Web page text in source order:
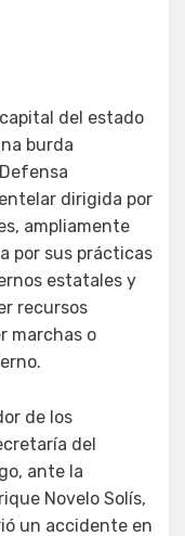
del estado
burda
dirigida por
ampliamente
por sus prácticas
estatales y
recursos
marchas o
de los
del
ante la
Novelo Solís,
un accidente en